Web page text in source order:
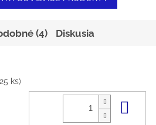
(4) Diskusia
ks)